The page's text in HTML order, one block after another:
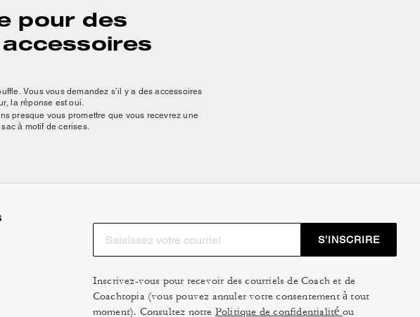
pour des
Vous vous demandez s’il y a des accessoires
la réponse est oui.
presque vous promettre que vous recevrez une
à motif de cerises.
qu’un sac à main cerise. Aussi pratiques que
confort, le sac Ergo Cherry de Coachtopia fera
que vous voulez quelque chose de plus simple,
choisissez, votre garde-robe sera infiniment plus
en forme de cerise pour ça. Nos breloques
beaucoup d’éclat à n’importe quel sac.
de sac cerise sont le secret pour rendre
S’INSCRIRE
Inscrivez-vous pour recevoir des courriels de Coach et de
Coachtopia (vous pouvez annuler votre consentement à tout
moment). Consultez notre Politique de confidentialité ou